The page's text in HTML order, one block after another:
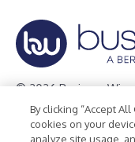
© 2026 Business Wire,
Privacy Policy
By clicking “Accept
cookies on your
analyze site usage,